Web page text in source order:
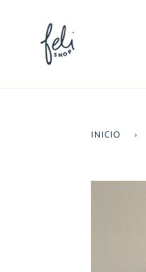
directamente
contenido
INICIO ›